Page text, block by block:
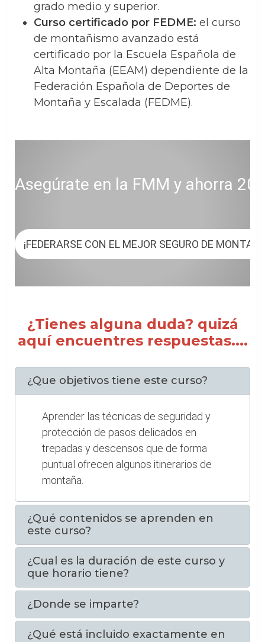
grado medio y superior.
Curso certificado por FEDME: el curso
de montañismo avanzado está
certificado por la Escuela Española de
Alta Montaña (EEAM) dependiente de la
Federación Española de Deportes de
Montaña y Escalada (FEDME).
Asegúrate en la FMM y ahorra
¡FEDERARSE CON EL MEJOR SEGURO DE
¿Tienes alguna duda? quizá
aquí encuentres respuestas....
¿Que objetivos tiene este curso?
Aprender las técnicas de seguridad y
protección de pasos delicados en
trepadas y descensos que de forma
puntual ofrecen algunos itinerarios de
montaña.
¿Qué contenidos se aprenden en
este curso?
¿Cual es la duración de este curso y
que horario tiene?
¿Donde se imparte?
¿Qué está incluido exactamente en